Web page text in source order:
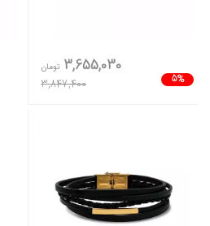
5%
3,655,030 تومان
3,847,400